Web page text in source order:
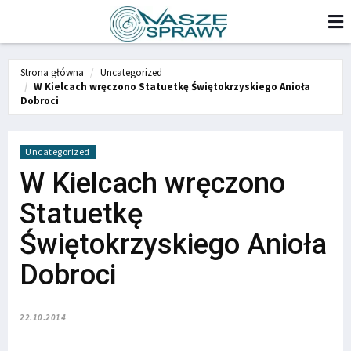
Strona główna
Uncategorized
W Kielcach wręczono Statuetkę Świętokrzyskiego Anioła
Dobroci
Uncategorized
W Kielcach wręczono
Statuetkę
Świętokrzyskiego Anioła
Dobroci
22.10.2014